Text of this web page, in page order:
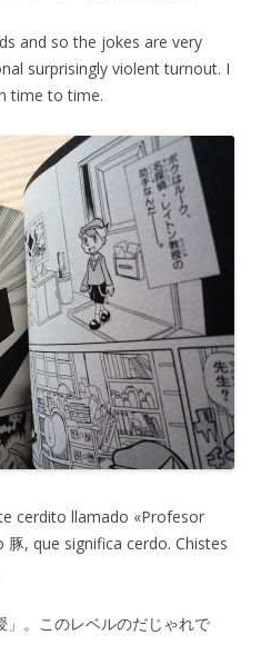
and so the jokes are very
surprisingly violent turnout. I
time to time.
cerdito llamado «Profesor
, que significa cerdo. Chistes
」。このレベルのだじゃれで